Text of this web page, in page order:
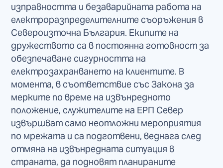
изправността и безаварийната работа на
електроразпределителните съоръжения в
Североизточна България. Екипите на
дружеството са в постоянна готовност за
обезпечаване сигурността на
електрозахранването на клиентите. В
момента, в съответствие със Закона за
мерките по време на извънредното
положение, служителите на ЕРП Север
извършват само неотложни мероприятия
по мрежата и са подготвени, веднага след
отмяна на извънредната ситуация в
страната, да подновят планираните